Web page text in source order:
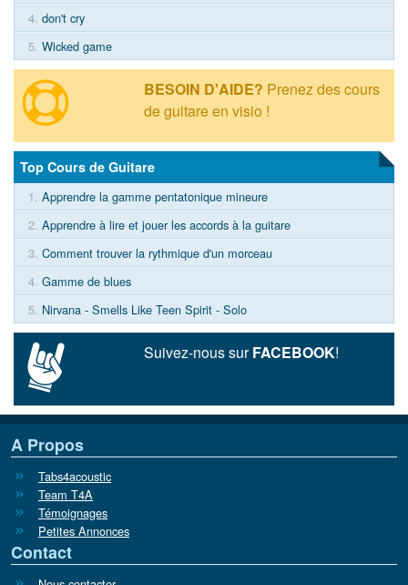
4. don't cry
5. Wicked game
BESOIN D'AIDE? Prenez des cours
de guitare en visio !
Top Cours de Guitare
1. Apprendre la gamme pentatonique mineure
2. Apprendre à lire et jouer les accords à la guitare
3. Comment trouver la rythmique d'un morceau
4. Gamme de blues
5. Nirvana - Smells Like Teen Spirit - Solo
Suivez-nous surFACEBOOK!
A Propos
Tabs4acoustic
Team T4A
Témoignages
Petites Annonces
Contact